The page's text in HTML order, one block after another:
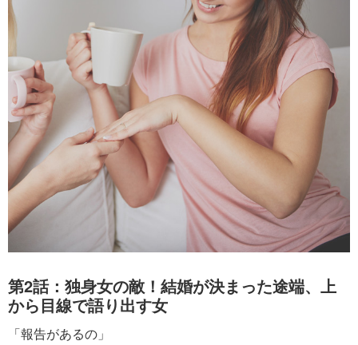
第2話：独身女の敵！結婚が決まった途端、上
から目線で語り出す女
「報告があるの」